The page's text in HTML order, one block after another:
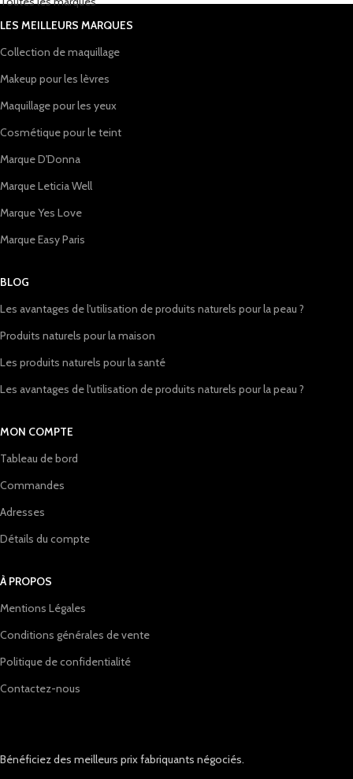
LES MEILLEURS MARQUES
Collection de maquillage
Makeup pour les lèvres
Maquillage pour les yeux
Cosmétique pour le teint
Marque D'Donna
Marque Leticia Well
Marque Yes Love
Marque Easy Paris
BLOG
Les avantages de l'utilisation de produits naturels pour la peau ?
Produits naturels pour la maison
Les produits naturels pour la santé
Les avantages de l'utilisation de produits naturels pour la peau ?
MON COMPTE
Tableau de bord
Commandes
Adresses
Détails du compte
À PROPOS
Mentions Légales
Conditions générales de vente
Politique de confidentialité
Contactez-nous
Bénéficiez des meilleurs prix fabriquants négociés.